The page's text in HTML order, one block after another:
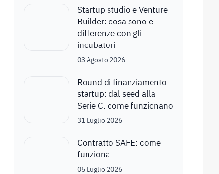
Startup studio e Venture
Builder: cosa sono e
differenze con gli
incubatori
03 Agosto 2026
Round di finanziamento
startup: dal seed alla
Serie C, come funzionano
31 Luglio 2026
Contratto SAFE: come
funziona
05 Luglio 2026